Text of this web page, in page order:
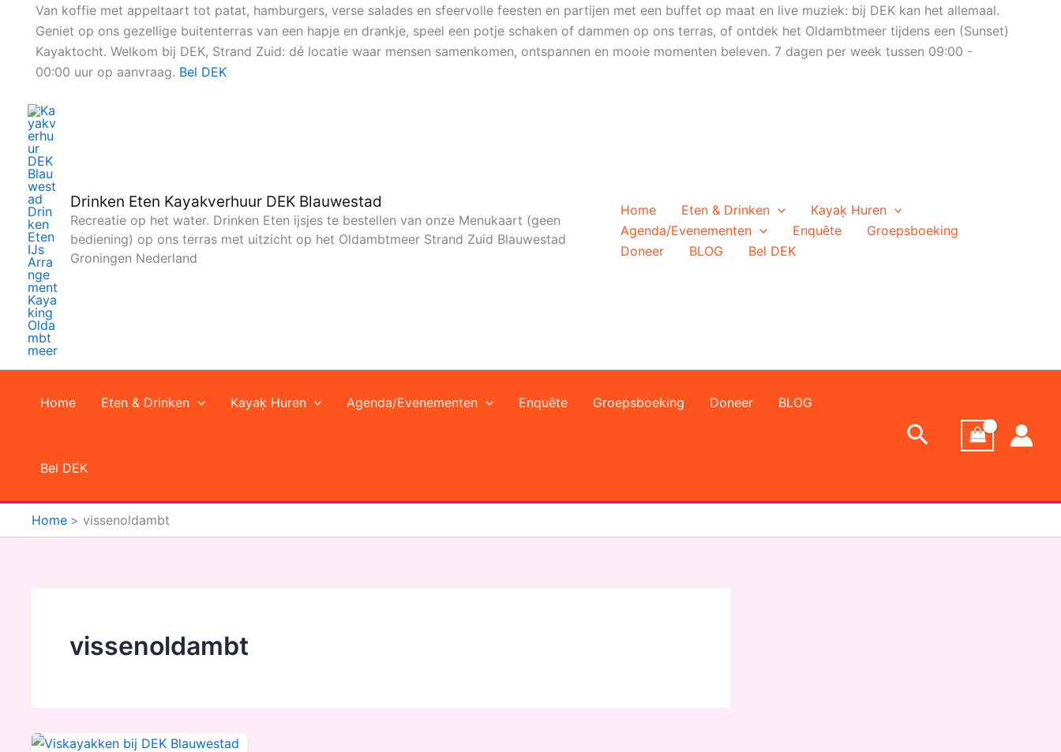
inhoud
Van koffie met appeltaart tot patat, hamburgers, verse salades en sfeervolle feesten en partijen met een buffet op maat en live muziek: bij DEK kan het allemaal.
Geniet op ons gezellige buitenterras van een hapje en drankje, speel een potje schaken of dammen op ons terras, of ontdek het Oldambtmeer tijdens een (Sunset)
Kayaktocht. Welkom bij DEK, Strand Zuid: dé locatie waar mensen samenkomen, ontspannen en mooie momenten beleven. 7 dagen per week tussen 09:00 -
00:00 uur op aanvraag. Bel DEK
Drinken Eten Kayakverhuur DEK Blauwestad
Recreatie op het water. Drinken Eten ijsjes te bestellen van onze Menukaart (geen
bediening) op ons terras met uitzicht op het Oldambtmeer Strand Zuid Blauwestad
Groningen Nederland
Home Eten & Drinken
Kayaķ Huren
Agenda/Evenementen
Enquête
Groepsboeking
Doneer
BLOG Bel DEK
Home Eten & Drinken Kayaķ Huren Agenda/Evenementen Enquête Groepsboeking Doneer BLOG
Bel DEK
Zoeken
Home vissenoldambt
vissenoldambt